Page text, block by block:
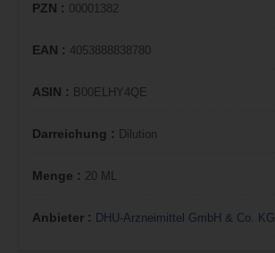
PZN : 00001382
EAN : 4053888838780
ASIN : B00ELHY4QE
Darreichung : Dilution
Menge : 20 ML
Anbieter : DHU-Arzneimittel GmbH & Co. KG